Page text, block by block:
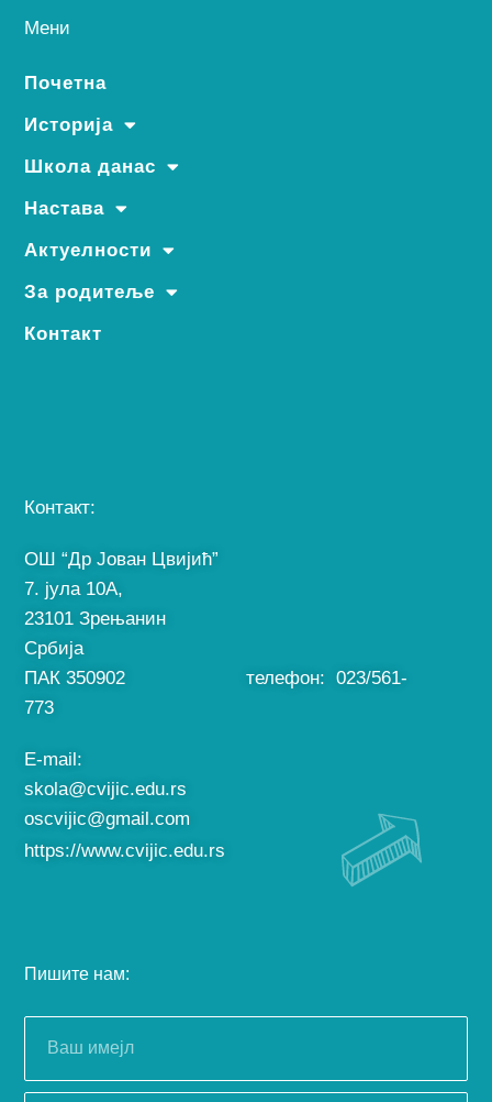
Мени
Почетна
Историја
Школа данас
Настава
Актуелности
За родитеље
Контакт
Контакт:
ОШ “Др Јован Цвијић”
7. јула 10A,
23101 Зрењанин
Србија
ПАК 350902 телефон: 023/561-
773
E-mail:
skola@cvijic.edu.rs
oscvijic@gmail.com
https://www.cvijic.edu.rs
Пишите нам: